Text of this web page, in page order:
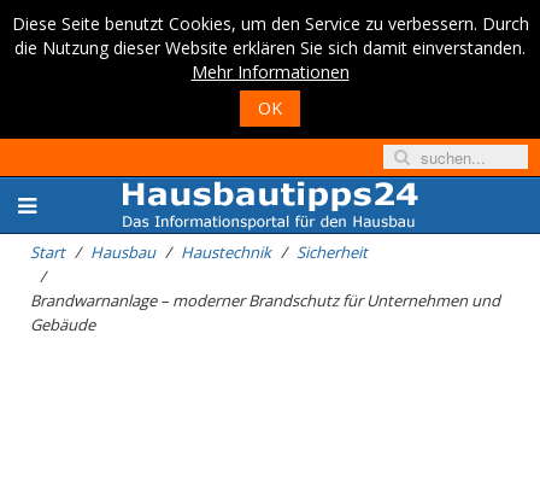
Diese Seite benutzt Cookies, um den Service zu verbessern. Durch
die Nutzung dieser Website erklären Sie sich damit einverstanden.
Mehr Informationen
OK
Start Hausbau Haustechnik Sicherheit
Brandwarnanlage – moderner Brandschutz für Unternehmen und
Gebäude